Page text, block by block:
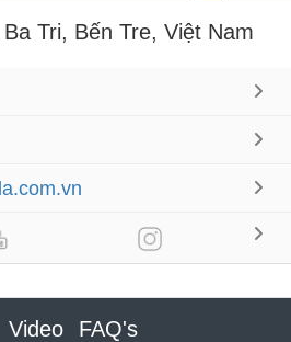
Tri, Bến Tre, Việt Nam
Video FAQ's